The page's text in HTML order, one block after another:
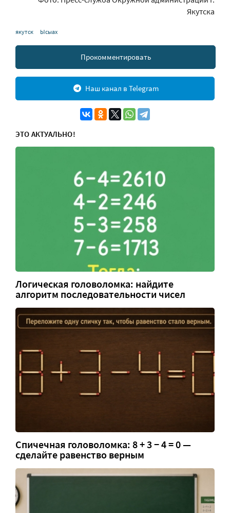
Якутска
якутск Ысыах
Прокомментировать
Наш канал в Telegram
ЭТО АКТУАЛЬНО!
Логическая головоломка: найдите
алгоритм последовательности чисел
Спичечная головоломка: 8 + 3 − 4 = 0 —
сделайте равенство верным